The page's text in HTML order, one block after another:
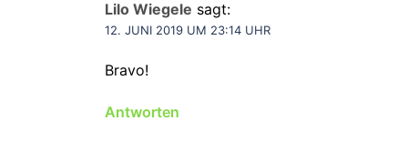
Lilo Wiegele sagt:
12. JUNI 2019 UM 23:14 UHR
Bravo!
Antworten